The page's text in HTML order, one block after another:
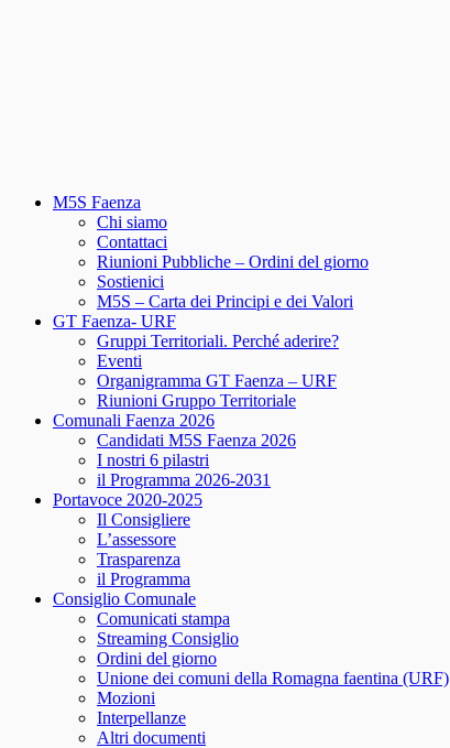
M5S Faenza
Chi siamo
Contattaci
Riunioni Pubbliche – Ordini del giorno
Sostienici
M5S – Carta dei Principi e dei Valori
GT Faenza- URF
Gruppi Territoriali. Perché aderire?
Eventi
Organigramma GT Faenza – URF
Riunioni Gruppo Territoriale
Comunali Faenza 2026
Candidati M5S Faenza 2026
I nostri 6 pilastri
il Programma 2026-2031
Portavoce 2020-2025
Il Consigliere
L’assessore
Trasparenza
il Programma
Consiglio Comunale
Comunicati stampa
Streaming Consiglio
Ordini del giorno
Unione dei comuni della Romagna faentina (URF)
Mozioni
Interpellanze
Altri documenti